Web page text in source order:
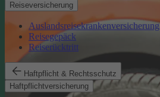
Reiseversicherung
Auslandsreisekrankenversicherung
Reisegepäck
Reiserücktritt
Haftpflicht & Rechtsschutz
Haftpflichtversicherung